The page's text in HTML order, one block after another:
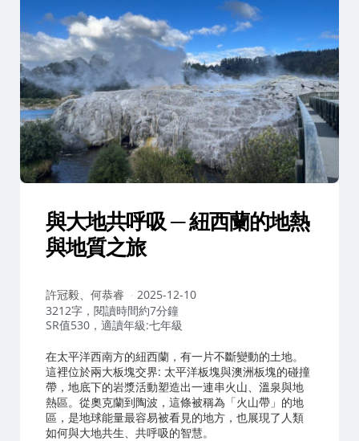
與大地共呼吸 ─ 紐西蘭的地熱
與地質之旅
作
者：
許冠毅、何恭睿
2025-12-10
3212字，閱讀時間約7分鐘
SR值530，適讀年級:七年級
在太平洋西南方的紐西蘭，有一片不斷變動的土地。
這裡位於兩大板塊交界: 太平洋板塊與澳洲板塊的碰撞
帶，地底下的岩漿活動塑造出一連串火山、溫泉與地
熱區。從奧克蘭到陶波，這條被稱為「火山帶」的地
區，是地球能量最容易被看見的地方，也展現了人類
如何與大地共生、共呼吸的智慧。